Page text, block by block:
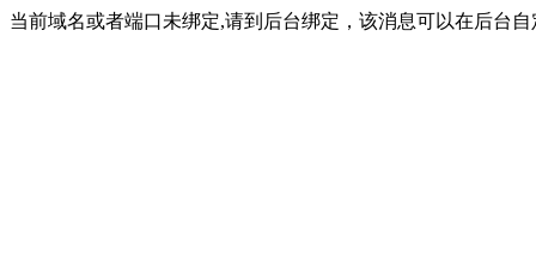
当前域名或者端口未绑定,请到后台绑定，该消息可以在后台自